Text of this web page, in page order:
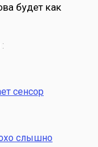
будет как
сенсор
слышно